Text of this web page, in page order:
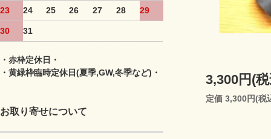
23 24 25 26 27 28 29
30 31
・赤枠定休日・
・黄緑枠臨時定休日(夏季,GW,冬季など)・
お取り寄せについて
3,300円(
定価 3,300円(税